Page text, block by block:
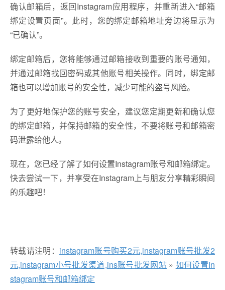
确认邮箱后，返回Instagram应用程序，并重新进入“邮箱
绑定设置页面”。此时，您的绑定邮箱地址旁边将显示为
“已确认”。
绑定邮箱后，您将能够通过邮箱接收到重要的账号通知，
并通过邮箱找回密码或其他账号相关操作。同时，绑定邮
箱也可以增加账号的安全性，减少可能的盗号风险。
为了更好地保护您的账号安全，建议您定期更新和确认您
的绑定邮箱，并保持邮箱的安全性，不要将账号和邮箱密
码泄露给他人。
现在，您已经了解了如何设置Instagram账号和邮箱绑定。
快去尝试一下，并享受在Instagram上与朋友分享精彩瞬间
的乐趣吧！
转载请注明： instagram账号购买2元,instagram账号批发2
元,instagram小号批发渠道,ins账号批发网站 » 如何设置In
stagram账号和邮箱绑定